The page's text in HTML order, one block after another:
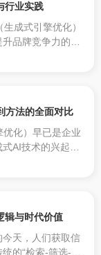
行业实践
成式引擎优化）
品牌竞争力的核
方法的全面对比
化）早已是企业
AI技术的兴起，
辑与时代价值
天，人们获取信
的“检索-筛选-点